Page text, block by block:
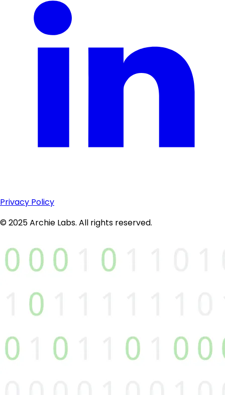
Privacy Policy
© 2025 Archie Labs. All rights reserved.